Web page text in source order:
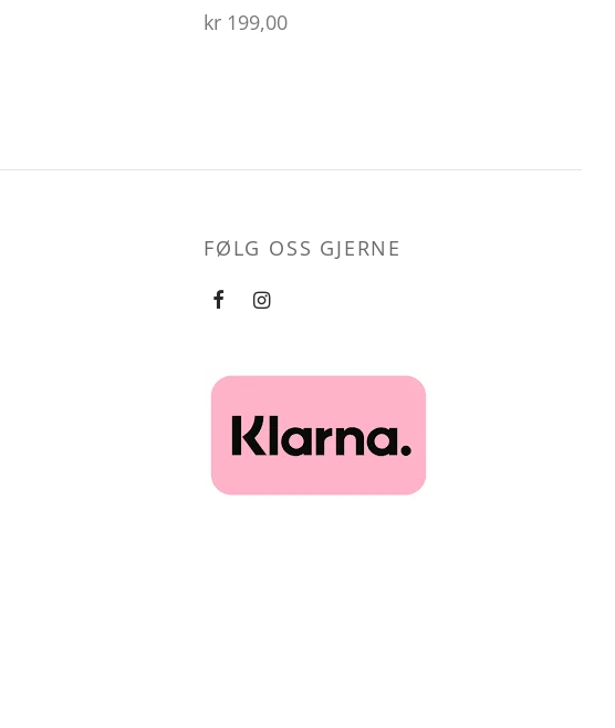
kr 199,00
FØLG OSS GJERNE